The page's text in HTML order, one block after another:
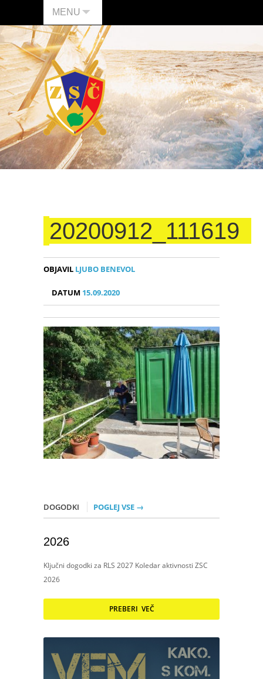
MENU
20200912_111619
OBJAVIL LJUBO BENEVOL
DATUM 15.09.2020
DOGODKI POGLEJ VSE →
2026
Ključni dogodki za RLS 2027 Koledar aktivnosti ZSC
2026
PREBERI VEČ